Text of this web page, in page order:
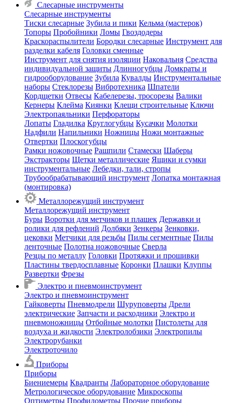
Слесарные инструменты
Слесарные инструменты
Тиски слесарные Зубила и пики Кельма (мастерок)
Топоры Пробойники Ломы Гвоздодеры
Краскораспылители Бородки слесарные Инструмент для
разделки кабеля Головки сменные
Инструмент для снятия изоляции Наковальня Средства
индивидуальной защиты Длинногубцы Домкраты и
гидрооборудование Зубила Кувалды Инструментальные
наборы Стеклорезы Вибротехника Шпатели
Кордщетки Отвесы Кабелерезы, тросорезы Валики
Кернеры Клейма Киянки Клещи строительные Ключи
Электропаяльники Перфораторы
Лопаты Гладилка Круглогубцы Кусачки Молотки
Надфили Напильники Ножницы Ножи монтажные
Отвертки Плоскогубцы
Рамки ножовочные Рашпили Стамески Шаберы
Экстракторы Щетки металлические Ящики и сумки
инструментальные Лебедки, тали, стропы
Трубообрабатывающий инструмент Лопатка монтажная
(монтировка)
Металлорежущий инструмент
Металлорежущий инструмент
Буры Воротки для метчиков и плашек Державки и
ролики для рефлений Долбяки Зенкеры Зенковки,
цековки Метчики для резьбы Пилы сегментные Пилы
ленточные Полотна ножовочные Сверла
Резцы по металлу Головки Протяжки и прошивки
Пластины твердосплавные Коронки Плашки Клуппы
Развертки Фрезы
Электро и пневмоинструмент
Электро и пневмоинструмент
Гайковерты Пневмодрели Шуруповерты Дрели
электрические Запчасти и расходники Электро и
пневмоножницы Отбойные молотки Пистолеты для
воздуха и жидкости Электролобзики Электропилы
Электрорубанки
Электроточило
Приборы
Приборы
Биениемеры Квадранты Лабораторное оборудование
Метрологическое оборудование Микроскопы
Оптиметры Профилометры Прочие приборы